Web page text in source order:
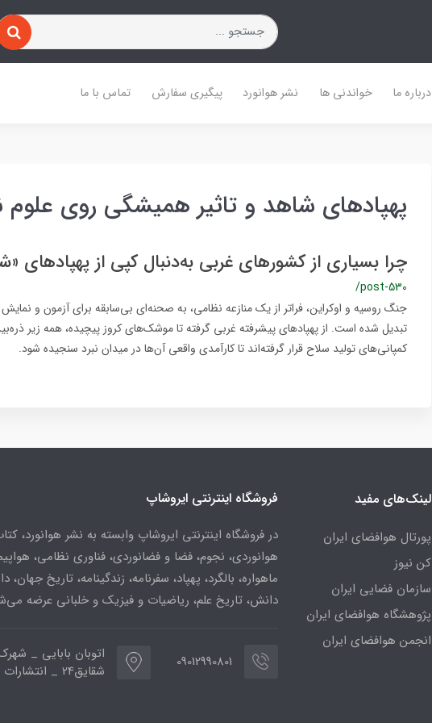
درباره ما خواندنی ها نشر هوانورد پیگیری سفارش تماس با ما
پهپادهای شاهد و تاثیر همیشگی روی علوم
چرا بسیاری از کشورهای غربی به‌دنبال کپی از پهپادهای
/post-530
جنگ روسیه و اوکراین، فراتر از یک منازعه نظامی، به صحنه‌ای بی‌سابقه برای آزمون و
تبدیل شده است. از پهپادهای پیشرفته غربی گرفته تا موشک‌های کروز پیچیده، همه زیر
کمپانی‌های تولید سلاح قرار گرفته‌اند تا کارآمدی واقعی آن‌ها در میدان نبرد سنجیده شود.
لینک‌های مفید
پورتال هوافضای ایران
کن نیوز
سازمان فضایی ایران
پژوهشگاه هوافضای ایران
انجمن هوافضای ایران
فروشگاه اینترنتی ایروشاپ
در فروشگاه اینترنتی ایروشاپ وابسته به نشر هوانورد،
هوانوردی، نجوم، فضا و فضانوردی، فناوری نظامی،
ماهواره، بالگرد، پهپاد، سفرنامه، زندگینامه، تاریخ جهان،
دانش، تاریخ علم، ریاضیات و فیزیک و خلبانی عرضه
09012990801
اتوبان بابایی _
شقایق24 _ انتشارات هوانورد